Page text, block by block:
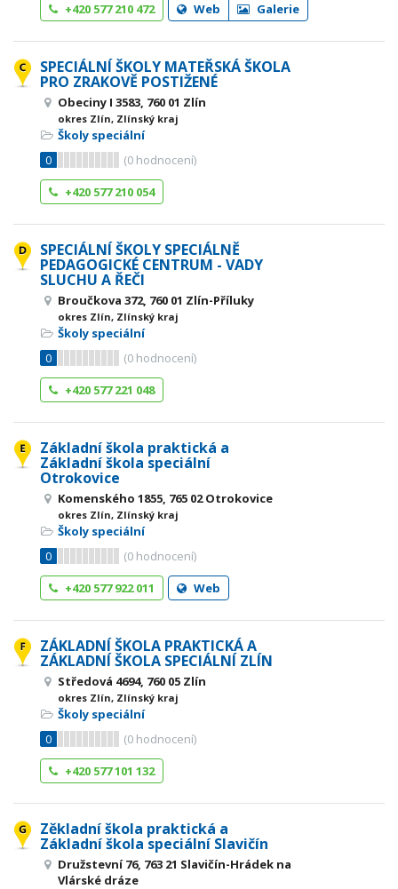
+420 577 210 472
Web Galerie
SPECIÁLNÍ ŠKOLY MATEŘSKÁ ŠKOLA
PRO ZRAKOVĚ POSTIŽENÉ
Obeciny I 3583, 760 01 Zlín
okres Zlín, Zlínský kraj
Školy speciální
0
(0 hodnocení)
+420 577 210 054
SPECIÁLNÍ ŠKOLY SPECIÁLNĚ
PEDAGOGICKÉ CENTRUM - VADY
SLUCHU A ŘEČI
Broučkova 372, 760 01 Zlín-Příluky
okres Zlín, Zlínský kraj
Školy speciální
0
(0 hodnocení)
+420 577 221 048
Základní škola praktická a
Základní škola speciální
Otrokovice
Komenského 1855, 765 02 Otrokovice
okres Zlín, Zlínský kraj
Školy speciální
0
(0 hodnocení)
+420 577 922 011
Web
ZÁKLADNÍ ŠKOLA PRAKTICKÁ A
ZÁKLADNÍ ŠKOLA SPECIÁLNÍ ZLÍN
Středová 4694, 760 05 Zlín
okres Zlín, Zlínský kraj
Školy speciální
0
(0 hodnocení)
+420 577 101 132
Zěkladní škola praktická a
Základní škola speciální Slavičín
Družstevní 76, 763 21 Slavičín-Hrádek na
Vlárské dráze